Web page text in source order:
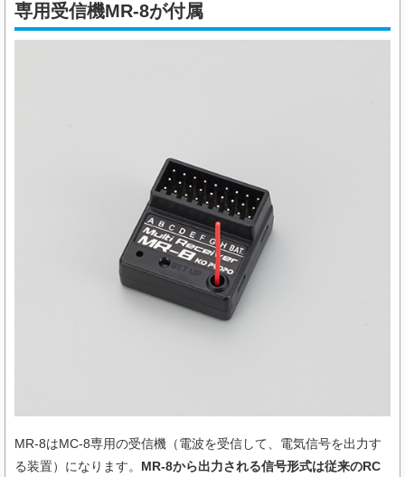
専用受信機MR-8が付属
MR-8はMC-8専用の受信機（電波を受信して、電気信号を出力す
る装置）になります。 MR-8から出力される信号形式は従来のRC